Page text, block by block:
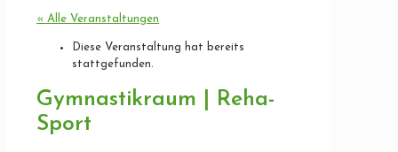
« Alle Veranstaltungen
Diese Veranstaltung hat bereits
stattgefunden.
Gymnastikraum | Reha-
Sport